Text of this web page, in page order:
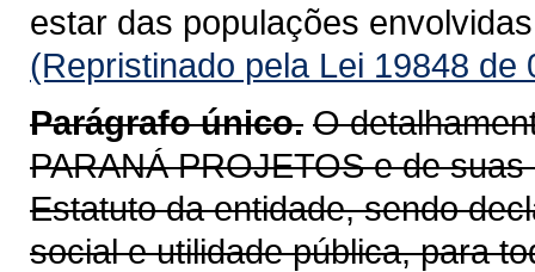
estar das populações
(Repristinado pela Lei 19848 de
Parágrafo único. O
PARANÁ PROJETOS e de
Estatuto da entidade, sendo
social e utilidade pública, para